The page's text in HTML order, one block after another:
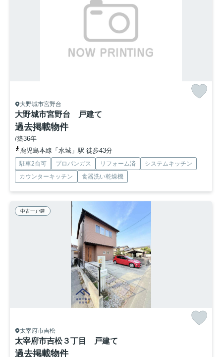
大野城市宮野台
大野城市宮野台 戸建て
過去掲載物件
/築36年
鹿児島本線「水城」駅 徒歩43分
駐車2台可 プロパンガス リフォーム済
システムキッチン
カウンターキッチン
食器洗い乾燥機
中古一戸建
太宰府市吉松
太宰府市吉松３丁目 戸建て
過去掲載物件